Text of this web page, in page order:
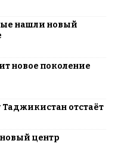
нашли новый
новое поколение
отстаёт
центр